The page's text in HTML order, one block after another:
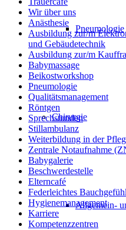
Pneumologie
Chirurgie
Allgemein-
Wir über uns
Anästhesie
Ausbildung zur/m
und Gebäudetechnik
Ausbildung zur/m
Babymassage
Beikostworkshop
Pneumologie
Qualitätsmanagement
Röntgen
Sprechstunden
Stillambulanz
Weiterbildung in der
Zentrale Notaufnahme
Babygalerie
Beschwerdestelle
Elterncafé
Federleichtes Bauchgefühl
Hygienemanagement
Karriere
Kompetenzzentren